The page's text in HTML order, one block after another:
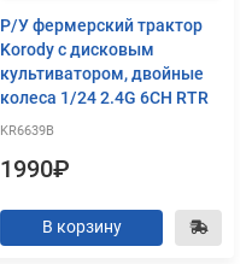
Р/У фермерский трактор
Korody с дисковым
культиватором, двойные
колеса 1/24 2.4G 6CH RTR
KR6639B
1990₽
В корзину